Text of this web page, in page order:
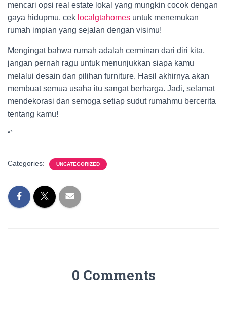
mencari opsi real estate lokal yang mungkin cocok dengan
gaya hidupmu, cek localgtahomes untuk menemukan
rumah impian yang sejalan dengan visimu!
Mengingat bahwa rumah adalah cerminan dari diri kita,
jangan pernah ragu untuk menunjukkan siapa kamu
melalui desain dan pilihan furniture. Hasil akhirnya akan
membuat semua usaha itu sangat berharga. Jadi, selamat
mendekorasi dan semoga setiap sudut rumahmu bercerita
tentang kamu!
“`
Categories: UNCATEGORIZED
0 Comments